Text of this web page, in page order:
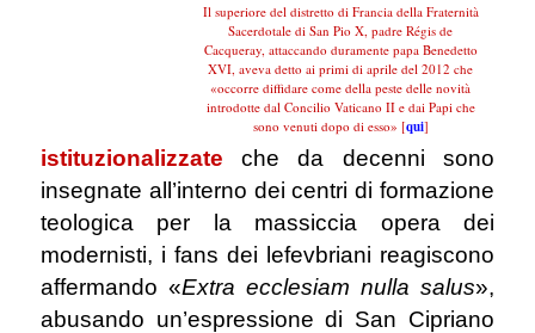
Il superiore del distretto di Francia della Fraternità
Sacerdotale di San Pio X, padre Régis de
Cacqueray, attaccando duramente papa Benedetto
XVI, aveva detto ai primi di aprile del 2012 che
«occorre diffidare come della peste delle novità
introdotte dal Concilio Vaticano II e dai Papi che
sono venuti dopo di esso» [qui]
istituzionalizzateche da decenni sono
insegnate all’interno dei centri di formazione
teologica per la massiccia opera dei
modernisti, i fans dei lefevbriani reagiscono
affermando «Extra ecclesiam nulla salus»,
abusando un’espressione di San Cipriano